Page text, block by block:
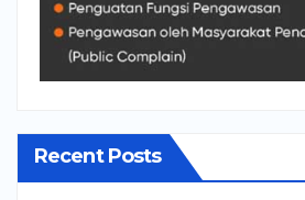
Recent Posts